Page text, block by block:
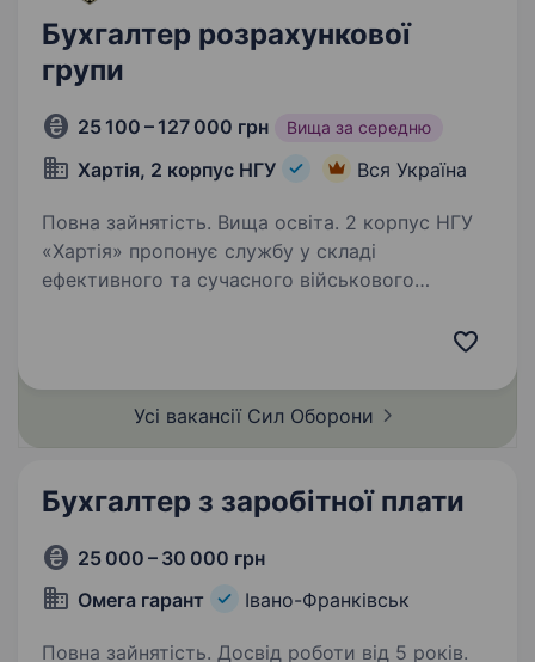
Бухгалтер розрахункової
групи
25 100 – 127 000 грн Вища за середню
Хартія, 2 корпус НГУ Вся Україна
Повна зайнятість. Вища освіта. 2 корпус НГУ
«Хартія» пропонує службу у складі
ефективного та сучасного військового
Усі вакансії Сил Оборони
Бухгалтер з заробітної плати
25 000 – 30 000 грн
Омега гарант
Івано-Франківськ
Повна зайнятість. Досвід роботи від 5 років.